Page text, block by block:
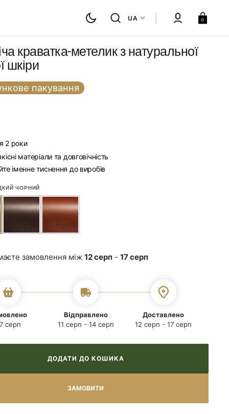
кольорів шкіри
UA Кошик
0
медіа
краватка-метелик з натуральної
шкіри
пакування
2 роки
матеріали та довговічність
іменне тиснення до виробів
ЧОРНИЙ
замовлення між 12 серп - 17 серп
серп
Відправлено
11 серп - 14 серп
Доставлено
12 серп - 17 серп
ДОДАТИ ДО КОШИКА